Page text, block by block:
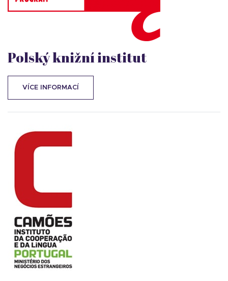
Polský knižní institut
VÍCE INFORMACÍ